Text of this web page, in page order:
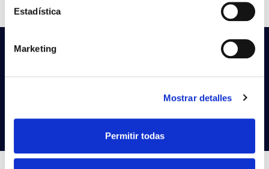
Estadística
Marketing
Mostrar detalles
Permitir todas
Vous ne trouvez pas ce que vous
Rechercher des produits